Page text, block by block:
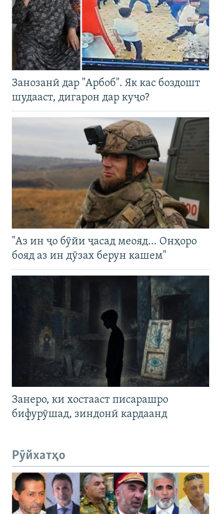
Занозанӣ дар "Арбоб". Як кас боздошт
шудааст, дигарон дар куҷо?
"Аз ин ҷо бӯйи ҷасад меояд… Онҳоро
бояд аз ин дӯзах берун кашем"
Занеро, ки хостааст писарашро
бифурӯшад, зиндонӣ кардаанд
Рӯйхатҳо